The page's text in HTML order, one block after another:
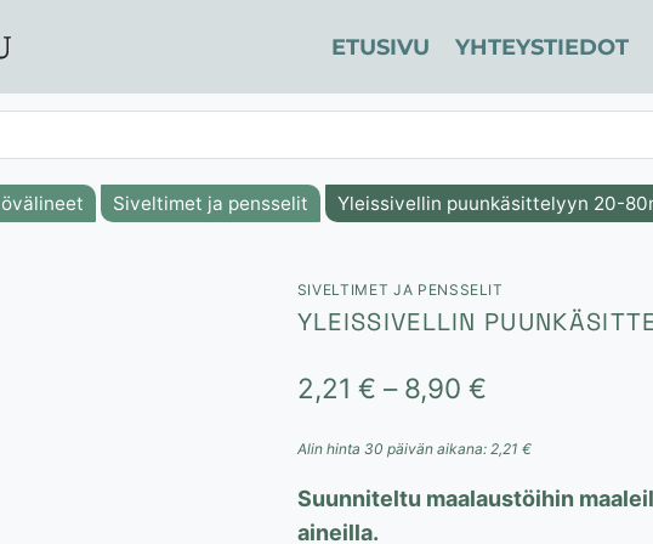
ETUSIVU YHTEYSTIEDOT
Siveltimet ja pensselit Yleissivellin puunkäsittelyyn 20-
SIVELTIMET JA PENSSELIT
YLEISSIVELLIN
2,21 € – 8,90 €Hintaluokka:
8,90 €
Alin hinta 30 päivän aikana: 2,21 €
Suunniteltu maalaustöihin
aineilla.